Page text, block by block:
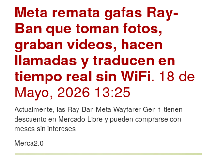
Meta remata gafas Ray-
Ban que toman fotos,
graban videos, hacen
llamadas y traducen en
tiempo real sin WiFi. 18 de
Mayo, 2026 13:25
Actualmente, las Ray-Ban Meta Wayfarer Gen 1 tienen
descuento en Mercado Libre y pueden comprarse con
meses sin intereses
Merca2.0